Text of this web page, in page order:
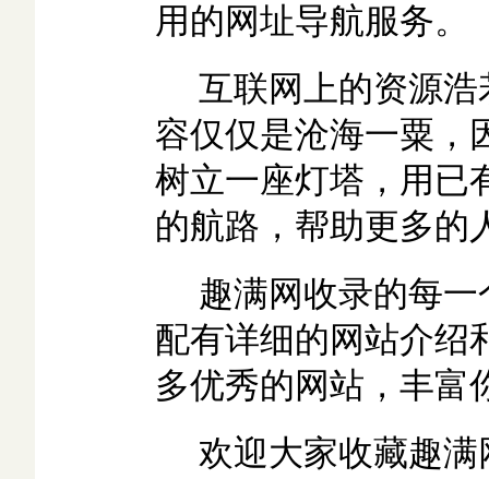
用的网址导航服务。
互联网上的资源
容仅仅是沧海一粟，
树立一座灯塔，用已
的航路，帮助更多的
趣满网收录的每
配有详细的网站介绍
多优秀的网站，丰富
欢迎大家收藏趣